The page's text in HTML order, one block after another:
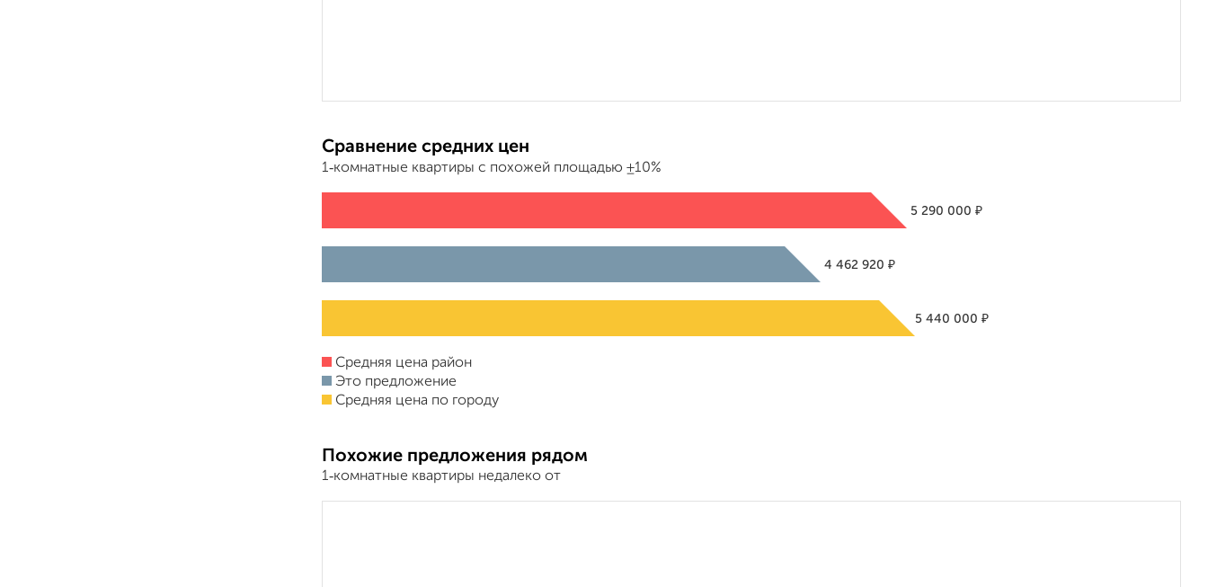
Сравнение средних цен
1‑комнатные квартиры с похожей площадью ±10%
5 290 000 ₽
4 462 920₽
5 440 000₽
Средняя цена район
Это предложение
Средняя цена по городу
Похожие предложения рядом
1‑комнатные квартиры недалеко от